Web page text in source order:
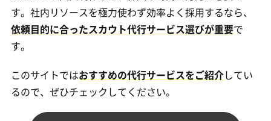
す。社内リソースを極力使わず効率よく採用するなら、
依頼目的に合ったスカウト代行サービス選びが重要で
す。
このサイトではおすすめの代行サービスをご紹介してい
るので、ぜひチェックしてください。